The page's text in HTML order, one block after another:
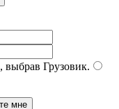
выбрав Грузовик.